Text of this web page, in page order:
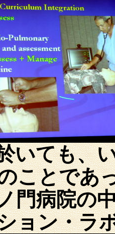
いても、
ことであ
門病院の
ョン・ラ